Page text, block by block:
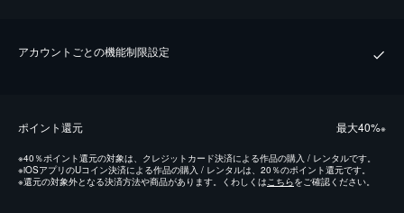
アカウントごとの機能制限設定
ポイント還元 最⼤40%※
※40％ポイント還元の対象は、クレジットカード決済による作品の購入 / レンタルです。
※iOSアプリのUコイン決済による作品の購入 / レンタルは、20％のポイント還元です。
※還元の対象外となる決済方法や商品があります。くわしくはこちらをご確認ください。